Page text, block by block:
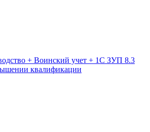
+ Воинский учет + 1С ЗУП 8.3
квалификации